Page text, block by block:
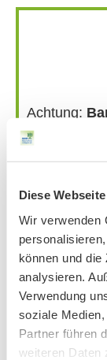
Diese
Wir verwenden
können und
analysieren.
Verwendung
soziale
Partner führen
weiteren Daten
Achtung:
Änderungen
Fahrkarten
Kontakt-
AKTUELLE
Aktuelle